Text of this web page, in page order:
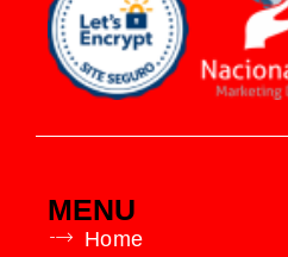
MENU
Home